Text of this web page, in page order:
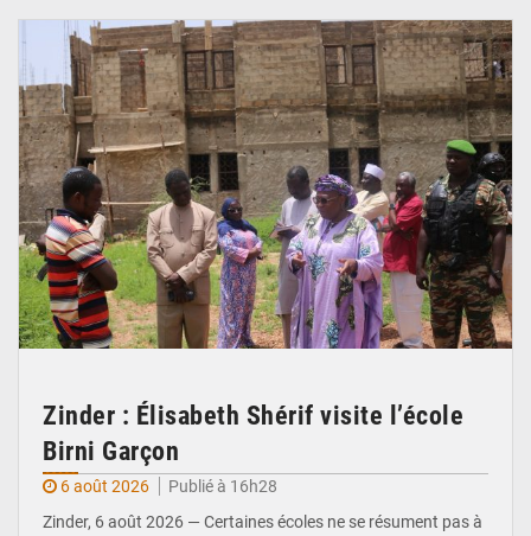
Zinder : Élisabeth Shérif visite l’école
Birni Garçon
6 août 2026
Publié à 16h28
Zinder, 6 août 2026 — Certaines écoles ne se résument pas à